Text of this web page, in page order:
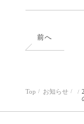
前へ
Top お知らせ